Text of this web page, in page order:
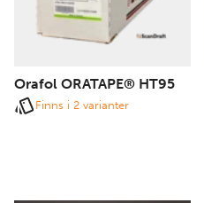
Orafol ORATAPE® HT95
Finns i 2 varianter